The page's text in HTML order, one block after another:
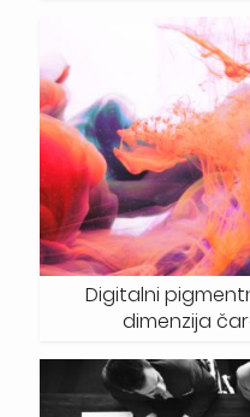
Digitalni
dimenzija